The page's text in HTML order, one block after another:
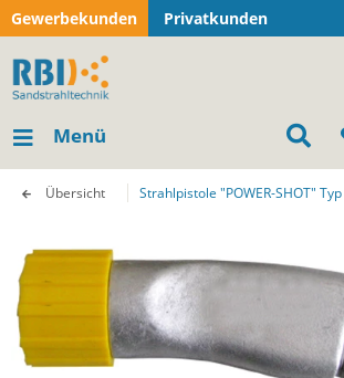
Gewerbekunden Privatkunden
Menü
Übersicht Strahlpistole "POWER-SHOT"